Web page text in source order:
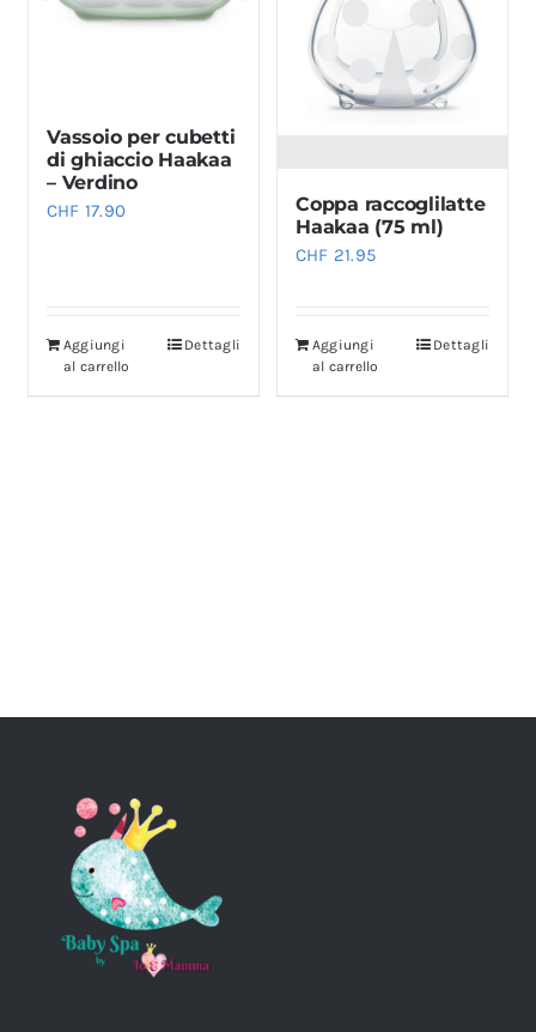
Vassoio per cubetti
di ghiaccio Haakaa
– Verdino
CHF 17.90
Aggiungi
al carrello
Dettagli
Coppa raccoglilatte
Haakaa (75 ml)
CHF 21.95
Aggiungi
al carrello
Dettagli